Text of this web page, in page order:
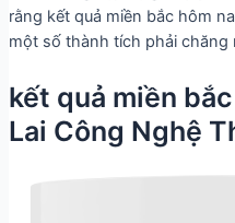
rằng kết quả miền bắc hôm
một số thành tích phải chăng
kết quả miền
Lai Công Nghệ